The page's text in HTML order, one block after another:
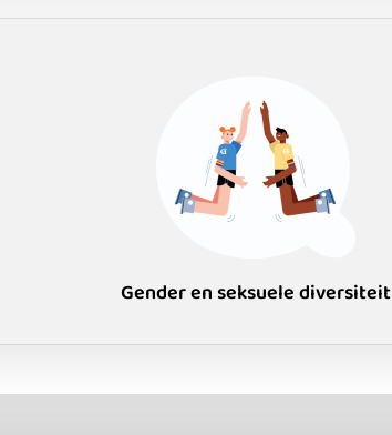
Gender en seksuele diversiteit